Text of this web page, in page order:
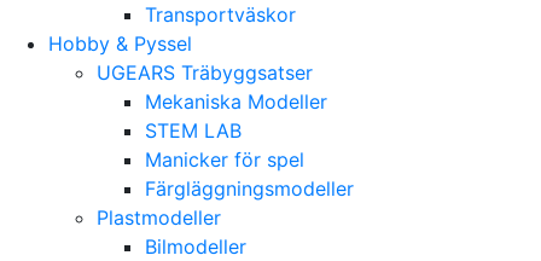
Transportväskor
Hobby & Pyssel
UGEARS Träbyggsatser
Mekaniska Modeller
STEM LAB
Manicker för spel
Färgläggningsmodeller
Plastmodeller
Bilmodeller